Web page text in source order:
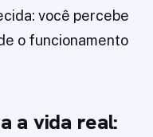
você percebe
o funcionamento
a vida real: